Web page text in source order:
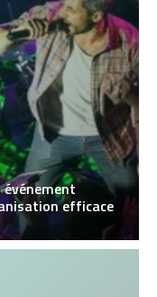
événement
efficace